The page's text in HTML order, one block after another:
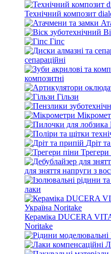
Технічний композит
Гіпс
сепараційні
композитні
Гільзи
Дріт
Трегери
для зняття напруги з
лаки
Кераміка DUCERA
Noritake